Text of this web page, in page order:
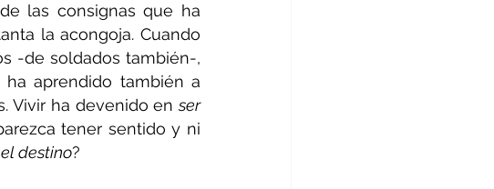
las consignas que ha
la acongoja. Cuando
-de soldados también-,
ha aprendido también a
Vivir ha devenido en ser
tener sentido y ni
el destino?